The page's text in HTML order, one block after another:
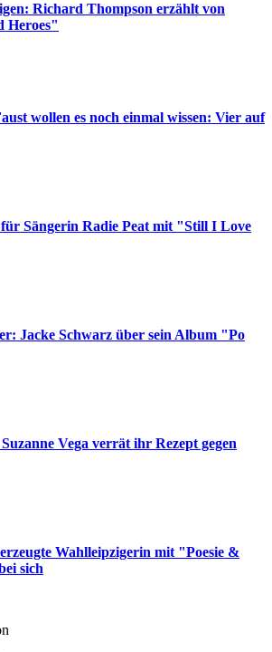
Richard Thompson erzählt von
Heroes"
wollen es noch einmal wissen: Vier auf
Sängerin Radie Peat mit "Still I Love
Jacke Schwarz über sein Album "Po
Vega verrät ihr Rezept gegen
Wahlleipzigerin mit "Poesie &
sich